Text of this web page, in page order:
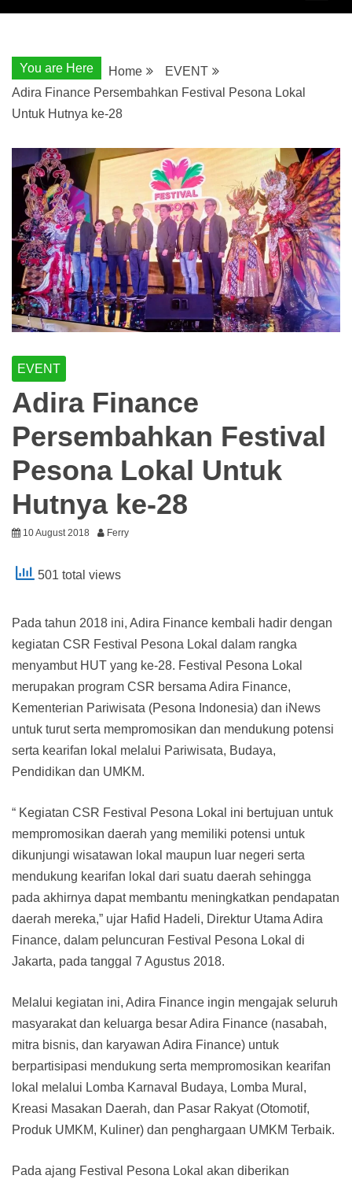
You are Here Home
EVENT
Adira Finance Persembahkan Festival Pesona Lokal
Untuk Hutnya ke-28
EVENT
Adira Finance
Persembahkan Festival
Pesona Lokal Untuk
Hutnya ke-28
10 August 2018 Ferry
501 total views
Pada tahun 2018 ini, Adira Finance kembali hadir dengan
kegiatan CSR Festival Pesona Lokal dalam rangka
menyambut HUT yang ke-28. Festival Pesona Lokal
merupakan program CSR bersama Adira Finance,
Kementerian Pariwisata (Pesona Indonesia) dan iNews
untuk turut serta mempromosikan dan mendukung potensi
serta kearifan lokal melalui Pariwisata, Budaya,
Pendidikan dan UMKM.
“ Kegiatan CSR Festival Pesona Lokal ini bertujuan untuk
mempromosikan daerah yang memiliki potensi untuk
dikunjungi wisatawan lokal maupun luar negeri serta
mendukung kearifan lokal dari suatu daerah sehingga
pada akhirnya dapat membantu meningkatkan pendapatan
daerah mereka,” ujar Hafid Hadeli, Direktur Utama Adira
Finance, dalam peluncuran Festival Pesona Lokal di
Jakarta, pada tanggal 7 Agustus 2018.
Melalui kegiatan ini, Adira Finance ingin mengajak seluruh
masyarakat dan keluarga besar Adira Finance (nasabah,
mitra bisnis, dan karyawan Adira Finance) untuk
berpartisipasi mendukung serta mempromosikan kearifan
lokal melalui Lomba Karnaval Budaya, Lomba Mural,
Kreasi Masakan Daerah, dan Pasar Rakyat (Otomotif,
Produk UMKM, Kuliner) dan penghargaan UMKM Terbaik.
Pada ajang Festival Pesona Lokal akan diberikan